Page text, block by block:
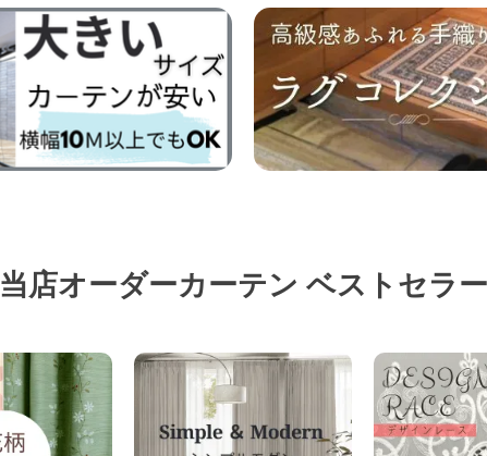
当店オーダーカーテン ベストセラー